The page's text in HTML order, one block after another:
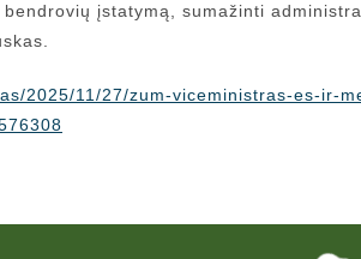
įstatymą, sumažinti
2025/11/27/zum-viceministras-es-ir-